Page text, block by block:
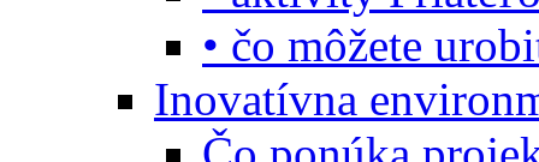
• čo môžete
Inovatívna